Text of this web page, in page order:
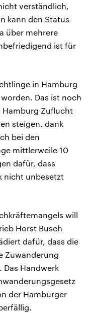
verständlich,
kann den Status
über mehrere
ist für
in Hamburg
Das ist noch
Hamburg Zuflucht
steigen, dank
bei den
mittlerweile 10
dafür, dass
nicht unbesetzt
will
Horst Busch
dafür, dass die
Zuwanderung
Handwerk
der Hamburger